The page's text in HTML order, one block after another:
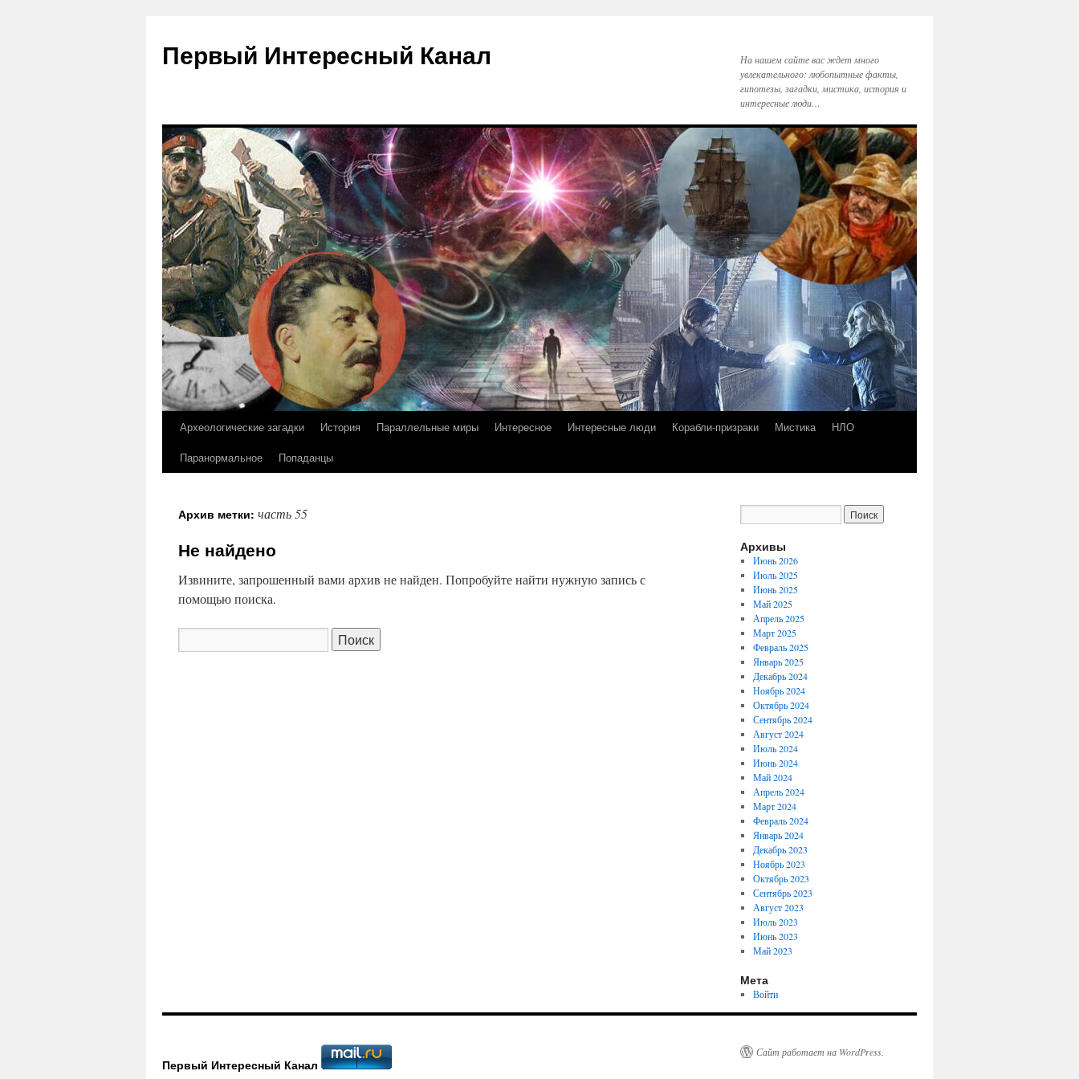
Первый Интересный Канал
На нашем сайте вас ждет много
увлекательного: любопытные факты,
гипотезы, загадки, мистика, история и
интересные люди…
Перейти
Археологические загадки История Параллельные миры Интересное Интересные люди Корабли-призраки Мистика
НЛО
Паранормальное
Попаданцы
Архив метки: часть 55
Не найдено
Извините, запрошенный вами архив не найден. Попробуйте найти нужную запись с
помощью поиска.
Архивы
Июнь 2026
Июль 2025
Июнь 2025
Май 2025
Апрель 2025
Март 2025
Февраль 2025
Январь 2025
Декабрь 2024
Ноябрь 2024
Октябрь 2024
Сентябрь 2024
Август 2024
Июль 2024
Июнь 2024
Май 2024
Апрель 2024
Март 2024
Февраль 2024
Январь 2024
Декабрь 2023
Ноябрь 2023
Октябрь 2023
Сентябрь 2023
Август 2023
Июль 2023
Июнь 2023
Май 2023
Мета
Войти
Первый Интересный Канал
Сайт работает на WordPress.